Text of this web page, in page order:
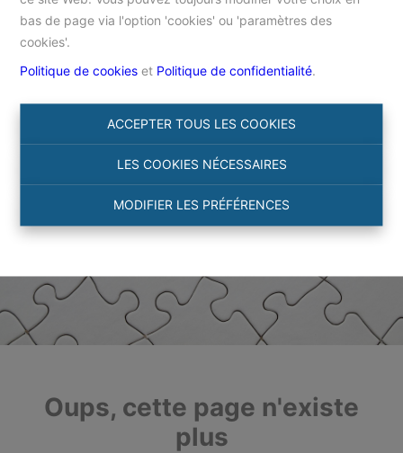
bas de page via l'option 'cookies' ou 'paramètres des
cookies'.
Politique de cookies et Politique de confidentialité.
ACCEPTER TOUS LES COOKIES
LES COOKIES NÉCESSAIRES
MODIFIER LES PRÉFÉRENCES
Accueil
Oups, cette page n'existe
plus